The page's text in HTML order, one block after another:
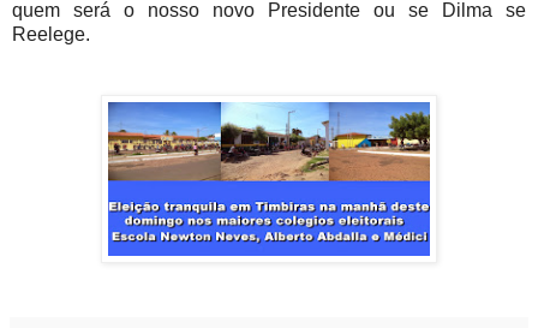
quem será o nosso novo Presidente ou se Dilma se
Reelege.